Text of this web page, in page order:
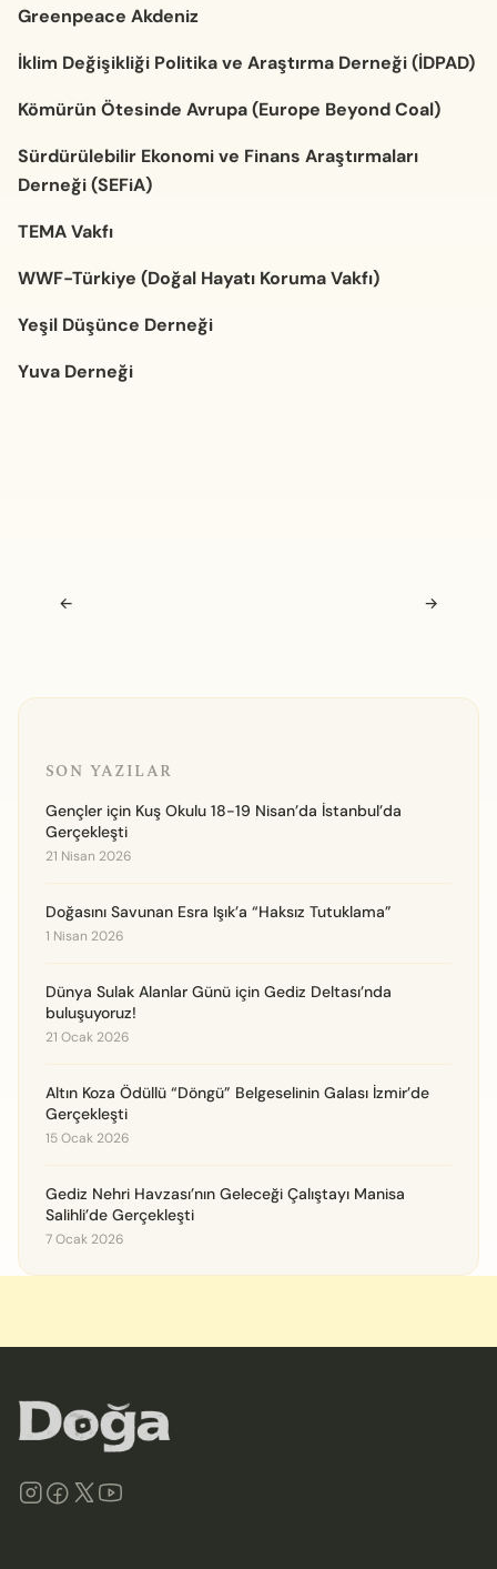
Greenpeace Akdeniz
İklim Değişikliği Politika ve Araştırma Derneği (İDPAD)
Kömürün Ötesinde Avrupa (Europe Beyond Coal)
Sürdürülebilir Ekonomi ve Finans Araştırmaları
Derneği(SEFiA)
TEMA Vakfı
WWF-Türkiye (Doğal Hayatı Koruma Vakfı)
Yeşil Düşünce Derneği
Yuva Derneği
Navigasyon sonrası
← →
SON YAZILAR
Gençler için Kuş Okulu 18-19 Nisan’da İstanbul’da
Gerçekleşti
21 Nisan 2026
Doğasını Savunan Esra Işık’a “Haksız Tutuklama”
1 Nisan 2026
Dünya Sulak Alanlar Günü için Gediz Deltası’nda
buluşuyoruz!
21 Ocak 2026
Altın Koza Ödüllü “Döngü” Belgeselinin Galası İzmir’de
Gerçekleşti
15 Ocak 2026
Gediz Nehri Havzası’nın Geleceği Çalıştayı Manisa
Salihli’de Gerçekleşti
7 Ocak 2026